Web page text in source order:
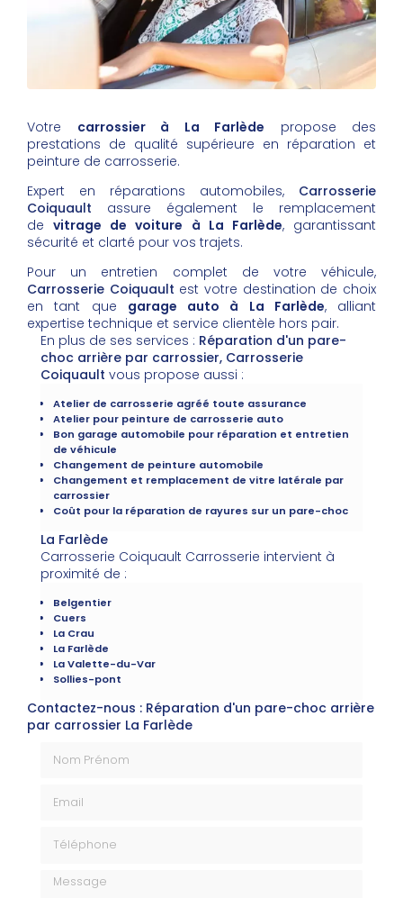
Votre carrossier à La Farlède propose des
prestations de qualité supérieure en réparation et
peinture de carrosserie.
Expert en réparations automobiles, Carrosserie
Coiquault assure également le remplacement
devitrage de voiture à La Farlède, garantissant
sécurité et clarté pour vos trajets.
Pour un entretien complet de votre véhicule,
Carrosserie Coiquault est votre destination de choix
en tant que garage auto à La Farlède, alliant
expertise technique et service clientèle hors pair.
En plus de ses services : Réparation d'un pare-
choc arrière par carrossier, Carrosserie
Coiquault vous propose aussi :
Atelier de carrosserie agréé toute assurance
Atelier pour peinture de carrosserie auto
Bon garage automobile pour réparation et entretien
de véhicule
Changement de peinture automobile
Changement et remplacement de vitre latérale par
carrossier
Coût pour la réparation de rayures sur un pare-choc
La Farlède
Carrosserie Coiquault Carrosserie intervient à
proximité de :
Belgentier
Cuers
La Crau
La Farlède
La Valette-du-Var
Sollies-pont
Contactez-nous : Réparation d'un pare-choc arrière
par carrossier La Farlède
Message